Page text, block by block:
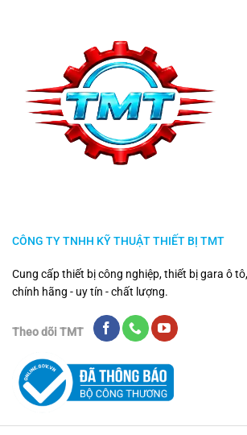
CÔNG TY TNHH KỸ THUẬT THIẾT BỊ TMT
Cung cấp thiết bị công nghiệp, thiết bị gara ô
chính hãng - uy tín - chất lượng.
Theo dõi TMT